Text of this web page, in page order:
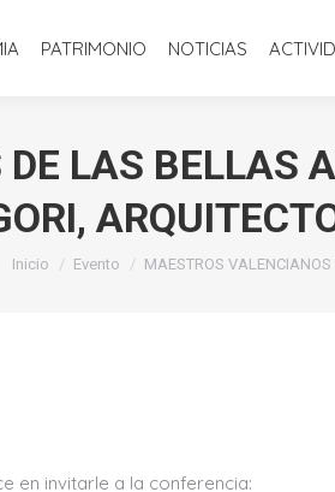
PATRIMONIO NOTICIAS
LAS BELLAS
Estás aquí:
Inicio Evento MAESTROS VALENCIANOS
en invitarle a la conferencia:
LA ACADEMIA PATRIMONIO